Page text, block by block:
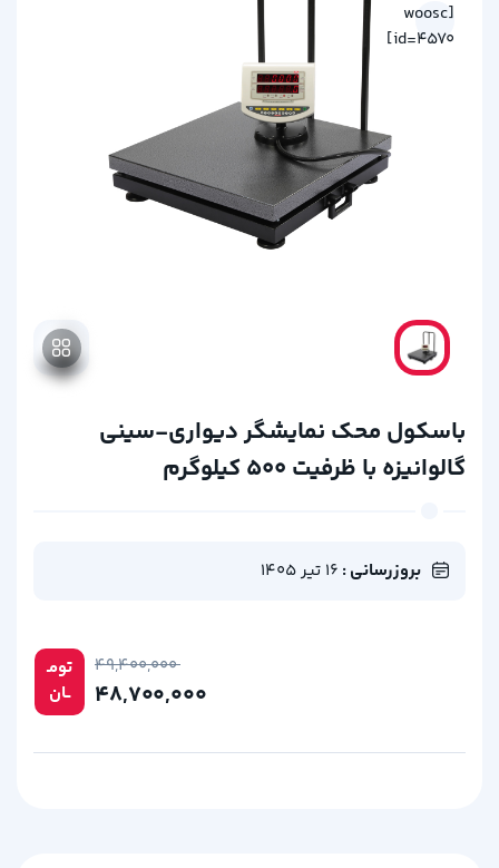
[woosc
id=4570]
باسکول محک نمایشگر دیواری-سینی
گالوانیزه با ظرفیت 500 کیلوگرم
بروزرسانی : 16 تیر 1405
تومـ
ــان
۴۹,۴۰۰,۰۰۰